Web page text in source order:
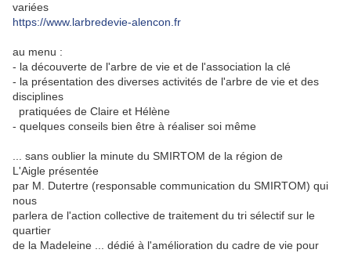
variées
https://www.larbredevie-alencon.fr
au menu :
- la découverte de l'arbre de vie et de l'association la clé
- la présentation des diverses activités de l'arbre de vie et des
disciplines
pratiquées de Claire et Hélène
- quelques conseils bien être à réaliser soi même
... sans oublier la minute du SMIRTOM de la région de
L'Aigle présentée
par M. Dutertre (responsable communication du SMIRTOM) qui
nous
parlera de l'action collective de traitement du tri sélectif sur le
quartier
de la Madeleine ... dédié à l'amélioration du cadre de vie pour